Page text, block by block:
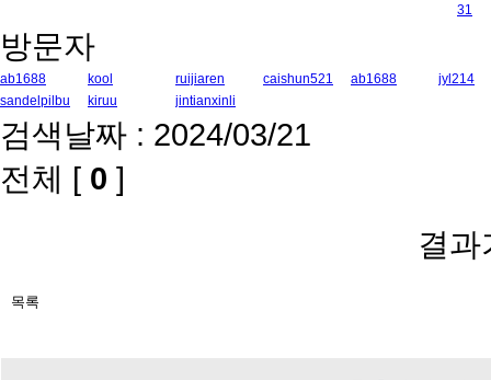
31
방문자
ab1688 kool ruijiaren caishun521 ab1688
jyl214
sandelpilbu
kiruu jintianxinli
검색날짜 : 2024/03/21
전체 [ 0 ]
결